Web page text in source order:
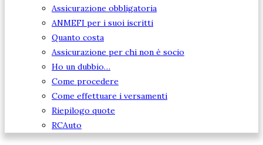
Assicurazione obbligatoria
ANMEFI per i suoi iscritti
Quanto costa
Assicurazione per chi non è socio
Ho un dubbio…
Come procedere
Come effettuare i versamenti
Riepilogo quote
RCAuto